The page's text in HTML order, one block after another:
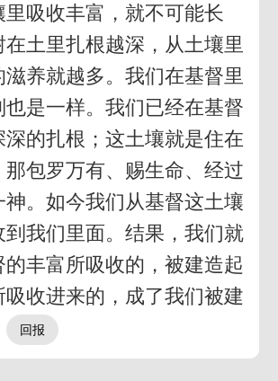
吸收丰富，就不可能长
在土里扎根越深，从土壤里
滋养就越多。我们在基督里
是一样。我们已经在基督
的扎根；这土壤就是住在
包罗万有、赐生命、经过
。如今我们从基督这土壤
到我们里面。结果，我们就
丰富所吸收的，被建造起
吸收进来的，成了我们被建